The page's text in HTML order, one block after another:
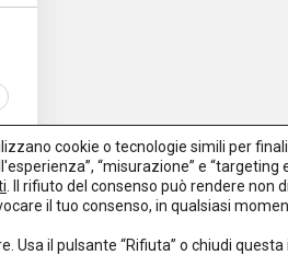
cookie o tecnologie simili per
“misurazione” e “targeting
. Il rifiuto del consenso può rendere non
il tuo consenso, in qualsiasi
Usa il pulsante “Rifiuta” o chiudi